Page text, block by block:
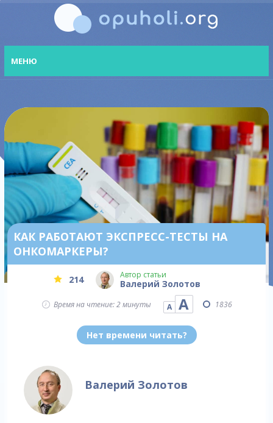
МЕНЮ
КАК РАБОТАЮТ ЭКСПРЕСС-ТЕСТЫ НА
ОНКОМАРКЕРЫ?
214 Автор статьи
Валерий Золотов
Время на чтение: 2 минуты А А 1836
Нет времени читать?
Валерий Золотов